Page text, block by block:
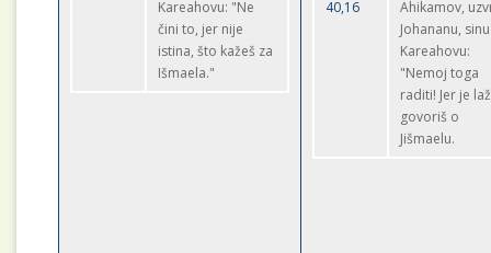
Kareahovu: "Ne
čini to, jer nije
istina, što kažeš za
Išmaela."
40,16
Ahikamov,
Johananu, sinu
Kareahovu:
"Nemoj toga
raditi! Jer je
govoriš o
Jišmaelu.